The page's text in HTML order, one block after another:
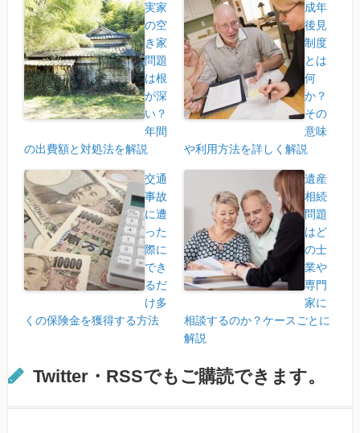
実家
の空
き家
問題
は根
が深
い？
年間
の出費額と対処法を解説
成年
後見
制度
とは
何
か？
その
意味
や利用方法を詳しく解説
交通
事故
に遭
った
際に
でき
るだ
け多
くの保険金を獲得する方法
遺産
相続
問題
はど
の士
業や
専門
家に
相談するのか？ケースごとに
解説
Twitter・RSSでもご購読できます。